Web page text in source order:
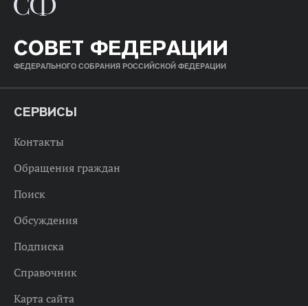
СОВЕТ ФЕДЕРАЦИИ
ФЕДЕРАЛЬНОГО СОБРАНИЯ РОССИЙСКОЙ ФЕДЕРАЦИИ
СЕРВИСЫ
Контакты
Обращения граждан
Поиск
Обсуждения
Подписка
Справочник
Карта сайта